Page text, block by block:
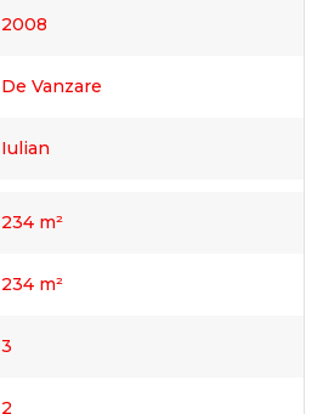
2008
De Vanzare
Iulian
234 m²
234 m²
3
2